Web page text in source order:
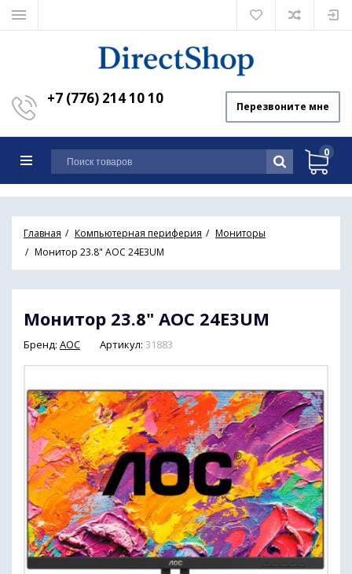
+7 (776) 214 10 10 Перезвоните мне
0
Главная Компьютерная периферия
Мониторы
Монитор 23.8" AOC 24E3UM
Монитор 23.8" AOC 24E3UM
Бренд: AOC Артикул: 31883